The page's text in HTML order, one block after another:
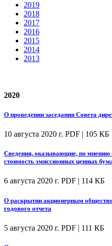
2019
2018
2017
2016
2015
2014
2013
2020
О проведении заседания Совета
10 августа 2020 г. PDF | 105 КБ
Сведения, оказывающие, по мнению
стоимость эмиссионных ценных
6 августа 2020 г. PDF | 114 КБ
О раскрытии акционерным
годового отчета
5 августа 2020 г. PDF | 111 КБ